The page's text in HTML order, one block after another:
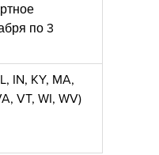
по 3
IN, KY, MA,
VT, WI, WV)